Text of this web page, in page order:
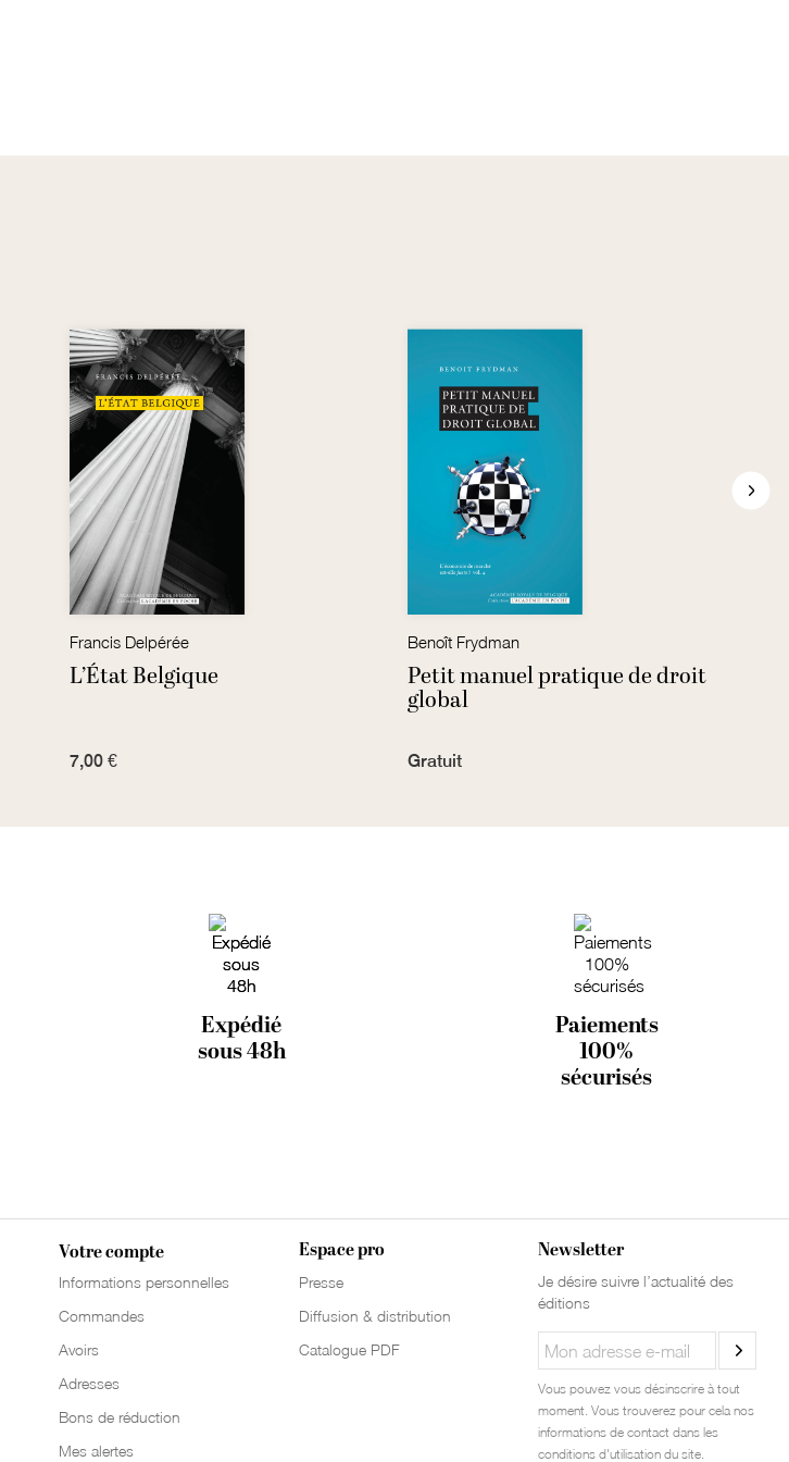
Francis Delpérée
L’État Belgique
7,00 €
Benoît Frydman
Petit manuel pratique de droit
global
Gratuit
Expédié
sous 48h
Paiements
100%
sécurisés
Votre compte
Informations personnelles
Commandes
Avoirs
Adresses
Bons de réduction
Mes alertes
Espace pro
Presse
Diffusion & distribution
Catalogue PDF
Newsletter
Je désire suivre l’actualité des
éditions
Vous pouvez vous désinscrire à tout
moment. Vous trouverez pour cela nos
informations de contact dans les
conditions d'utilisation du site.